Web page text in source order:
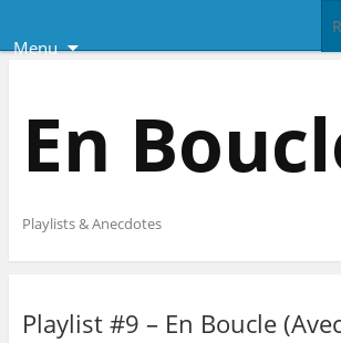
Menu
En
Playlists & Anecdotes
Playlist #9 – En Boucle